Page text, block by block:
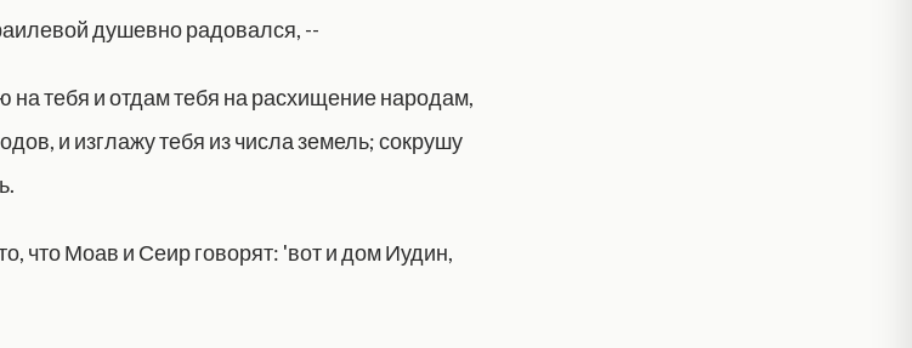
душевно радовался, --
на тебя и отдам тебя на расхищение народам,
и изглажу тебя из числа земель; сокрушу
что Моав и Сеир говорят: 'вот и дом Иудин,